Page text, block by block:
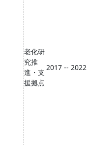
老化研
究推
進・支
援拠点
2017 -- 2022